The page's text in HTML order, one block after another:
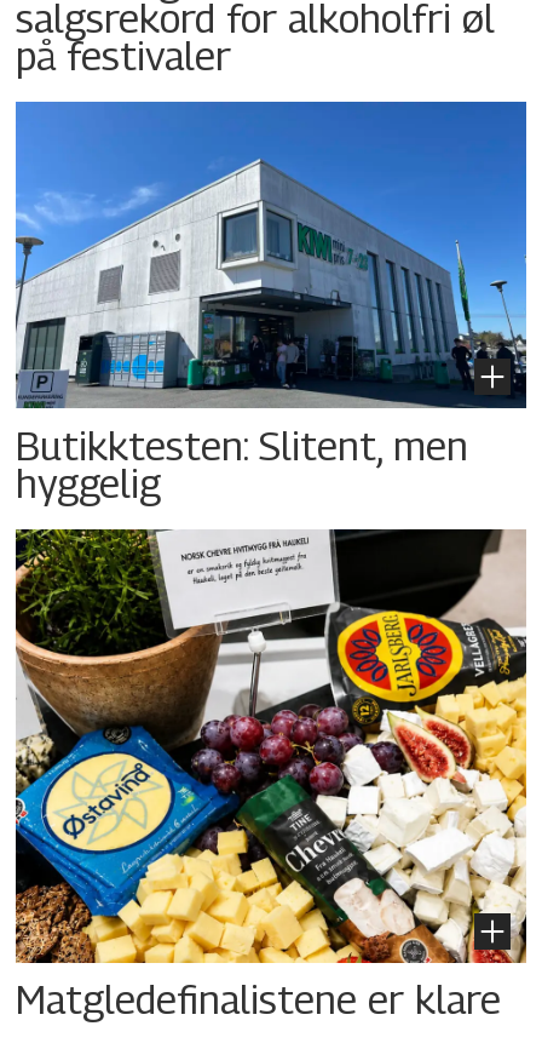
salgsrekord for alkoholfri øl
på festivaler
Butikktesten: Slitent, men
hyggelig
Matgledefinalistene er klare